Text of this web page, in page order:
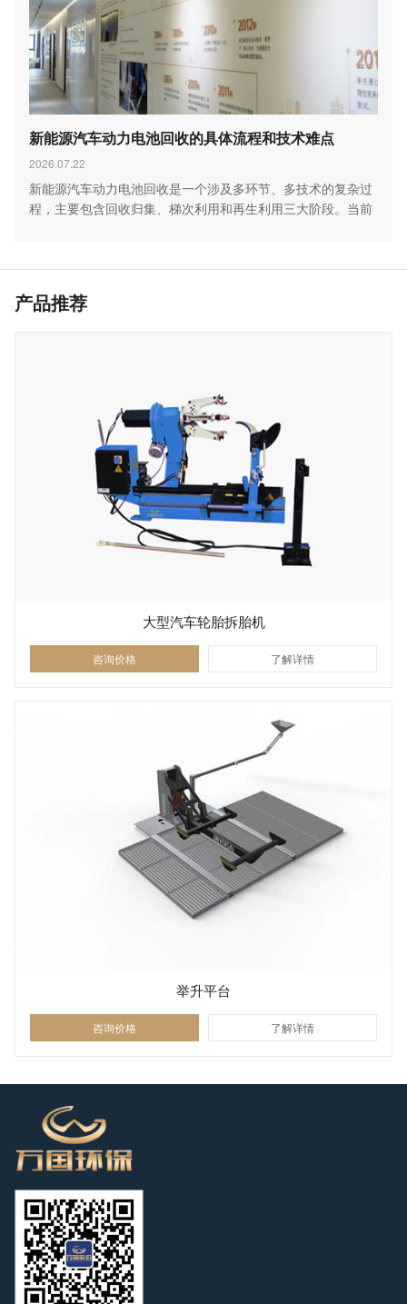
新能源汽车动力电池回收的具体流程和技术难点
2026.07.22
新能源汽车动力电池回收是一个涉及多环节、多技术的复杂过
程，主要包含回收归集、梯次利用和再生利用三大阶段。当前
产品推荐
大型汽车轮胎拆胎机
咨询价格 了解详情
举升平台
咨询价格 了解详情